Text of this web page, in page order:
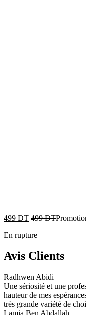
499 DT 499DT
En rupture
Avis Clients
Radhwen Abidi
Une sériosité et une
hauteur de mes
très grande variété de